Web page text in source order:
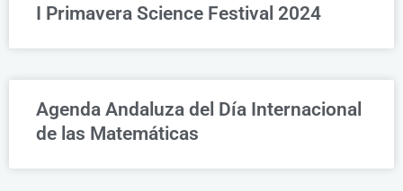
I Primavera Science Festival 2024
Agenda Andaluza del Día Internacional
de las Matemáticas